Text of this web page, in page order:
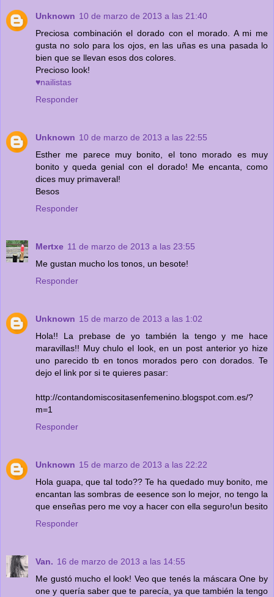
Unknown 10 de marzo de 2013 a las 21:40
Preciosa combinación el dorado con el morado. A mi me
gusta no solo para los ojos, en las uñas es una pasada lo
bien que se llevan esos dos colores.
Precioso look!
♥nailistas
Responder
Unknown 10 de marzo de 2013 a las 22:55
Esther me parece muy bonito, el tono morado es muy
bonito y queda genial con el dorado! Me encanta, como
dices muy primaveral!
Besos
Responder
Mertxe 11 de marzo de 2013 a las 23:55
Me gustan mucho los tonos, un besote!
Responder
Unknown 15 de marzo de 2013 a las 1:02
Hola!! La prebase de yo también la tengo y me hace
maravillas!! Muy chulo el look, en un post anterior yo hize
uno parecido tb en tonos morados pero con dorados. Te
dejo el link por si te quieres pasar:
http://contandomiscositasenfemenino.blogspot.com.es/?
m=1
Responder
Unknown 15 de marzo de 2013 a las 22:22
Hola guapa, que tal todo?? Te ha quedado muy bonito, me
encantan las sombras de eesence son lo mejor, no tengo la
que enseñas pero me voy a hacer con ella seguro!un besito
Responder
Van. 16 de marzo de 2013 a las 14:55
Me gustó mucho el look! Veo que tenés la máscara One by
one y quería saber que te parecía, ya que también la tengo